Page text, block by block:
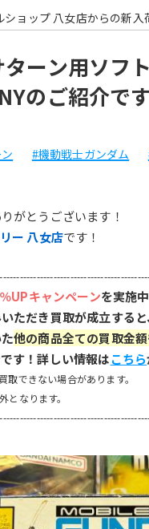
ョップ 八女店からの新入
ーン用ソフ
のご紹介で
#機動戦士ガンダム
がとうございます！
ー 八女店です！
UPキャンペーンを実施中
ただき買取が成立すると
他の商品全ての買取金
す！詳しい情報はこちら
できない場合があります。
なります。